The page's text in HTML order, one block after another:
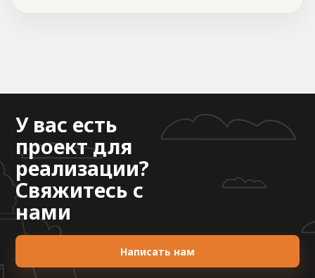
У вас есть
проект для
реализации?
Свяжитесь с
нами
Написать нам